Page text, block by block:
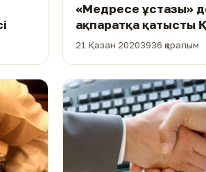
«Медресе ұстазы»
ақпаратқа қатысты
мәлімдемесі
21 Қазан 20203936 қаралым